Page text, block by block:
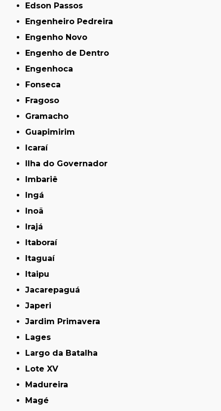
Edson Passos
Engenheiro Pedreira
Engenho Novo
Engenho de Dentro
Engenhoca
Fonseca
Fragoso
Gramacho
Guapimirim
Icaraí
Ilha do Governador
Imbariê
Ingá
Inoã
Irajá
Itaboraí
Itaguaí
Itaipu
Jacarepaguá
Japeri
Jardim Primavera
Lages
Largo da Batalha
Lote XV
Madureira
Magé